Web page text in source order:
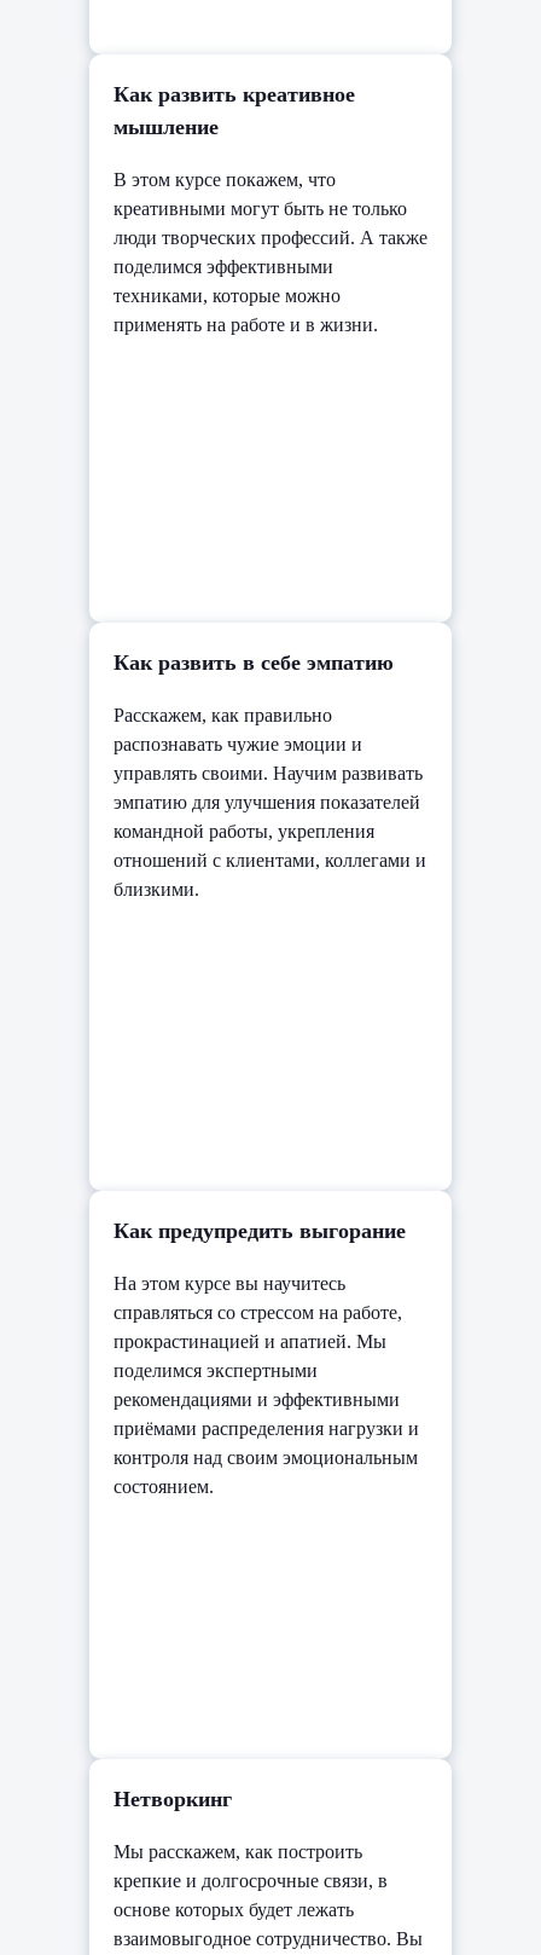
Как развить креативное
мышление
В этом курсе покажем, что
креативными могут быть не только
люди творческих профессий. А также
поделимся эффективными
техниками, которые можно
применять на работе и в жизни.
Как развить в себе эмпатию
Расскажем, как правильно
распознавать чужие эмоции и
управлять своими. Научим развивать
эмпатию для улучшения показателей
командной работы, укрепления
отношений с клиентами, коллегами и
близкими.
Как предупредить выгорание
На этом курсе вы научитесь
справляться со стрессом на работе,
прокрастинацией и апатией. Мы
поделимся экспертными
рекомендациями и эффективными
приёмами распределения нагрузки и
контроля над своим эмоциональным
состоянием.
Нетворкинг
Мы расскажем, как построить
крепкие и долгосрочные связи, в
основе которых будет лежать
взаимовыгодное сотрудничество. Вы